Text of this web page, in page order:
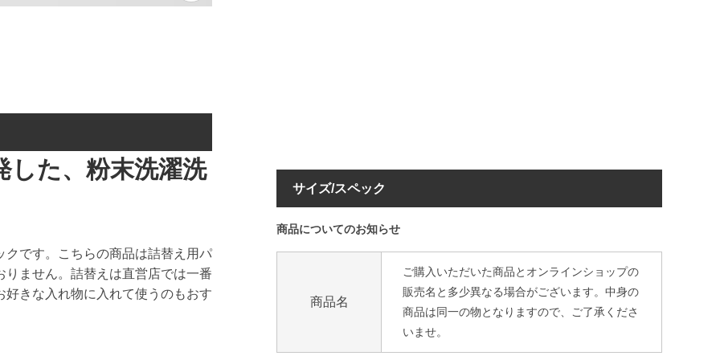
した、粉末洗濯洗
です。こちらの商品は詰替え用パ
ません。詰替えは直営店では一番
きな入れ物に入れて使うのもおす
サイズ/スペック
商品についてのお知らせ
商品名
ご購入いただいた商品とオンラインショップの
販売名と多少異なる場合がございます。中身の
商品は同一の物となりますので、ご了承くださ
いませ。